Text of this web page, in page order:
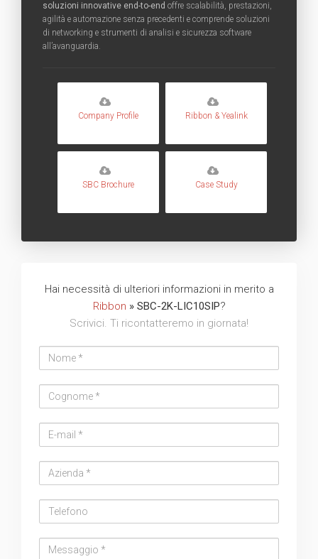
soluzioni innovative end-to-end offre scalabilità, prestazioni,
agilità e automazione senza precedenti e comprende soluzioni
di networking e strumenti di analisi e sicurezza software
all’avanguardia.
Company Profile Ribbon & Yealink
SBC Brochure Case Study
Hai necessità di ulteriori informazioni in merito a
Ribbon » SBC-2K-LIC10SIP?
Scrivici. Ti ricontatteremo in giornata!
address